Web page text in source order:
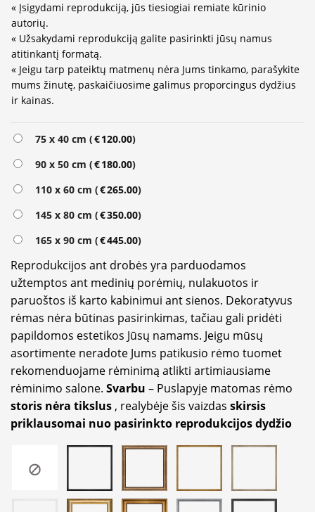
« Įsigydami reprodukciją, jūs tiesiogiai remiate kūrinio
autorių.
« Užsakydami reprodukciją galite pasirinkti jūsų namus
atitinkantį formatą.
« Jeigu tarp pateiktų matmenų nėra Jums tinkamo, parašykite
mums žinutę, paskaičiuosime galimus proporcingus dydžius
ir kainas.
75 x 40 cm (€120.00)
90 x 50 cm (€180.00)
110 x 60 cm (€265.00)
145 x 80 cm (€350.00)
165 x 90 cm (€445.00)
Reprodukcijos ant drobės yra parduodamos
užtemptos ant medinių porėmių, nulakuotos ir
paruoštos iš karto kabinimui ant sienos. Dekoratyvus
rėmas nėra būtinas pasirinkimas, tačiau gali pridėti
papildomos estetikos Jūsų namams. Jeigu mūsų
asortimente neradote Jums patikusio rėmo tuomet
rekomenduojame rėminimą atlikti artimiausiame
rėminimo salone. Svarbu – Puslapyje matomas rėmo
storis nėra tikslus , realybėje šis vaizdas skirsis
priklausomai nuo pasirinkto reprodukcijos dydžio
Alternative: